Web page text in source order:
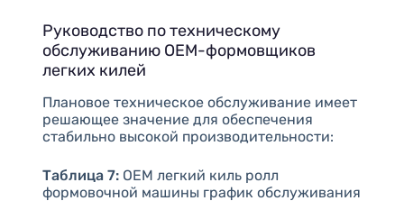
Руководство по техническому
обслуживанию OEM-формовщиков
легких килей
Плановое техническое обслуживание имеет
решающее значение для обеспечения
стабильно высокой производительности:
Таблица 7:OEM легкий киль ролл
формовочной машины график обслуживания